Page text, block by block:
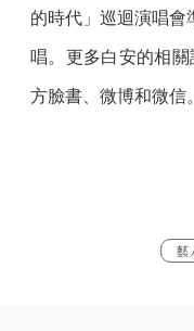
的時代」巡迴演唱會
唱。更多白安的相
方臉書、微博和微信。
藝